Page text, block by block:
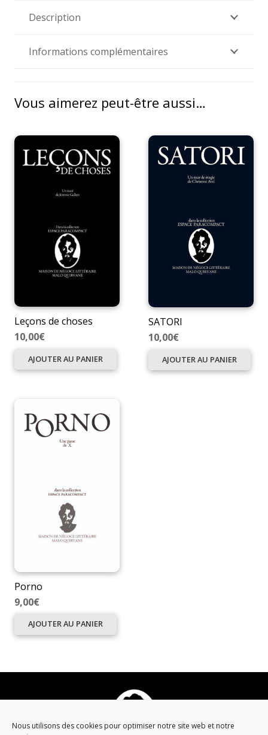
Nous utilisons des cookies pour optimiser notre site web et notre
Description
Informations complémentaires
Vous aimerez peut-être aussi…
Leçons de choses
10,00€
AJOUTER AU PANIER
SATORI
10,00€
AJOUTER AU PANIER
Porno
9,00€
AJOUTER AU PANIER